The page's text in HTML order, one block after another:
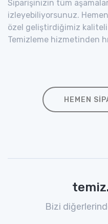
Siparişinizin tüm
izleyebiliyorsunuz.
özel geliştirdiğimiz kaliteli
Temizleme hizmetinden
HEMEN
Bizi